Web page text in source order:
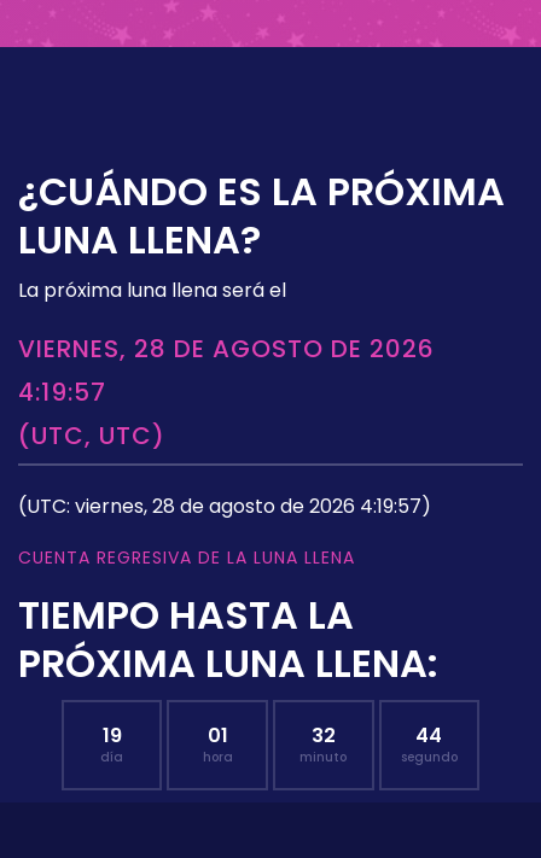
¿CUÁNDO ES LA PRÓXIMA
LUNA LLENA?
La próxima luna llena será el
VIERNES, 28 DE AGOSTO DE 2026
4:19:57
(UTC, UTC)
(UTC: viernes, 28 de agosto de 2026 4:19:57)
CUENTA REGRESIVA DE LA LUNA LLENA
TIEMPO HASTA LA
PRÓXIMA LUNA LLENA:
19
día
01
hora
32
minuto
43
segundo